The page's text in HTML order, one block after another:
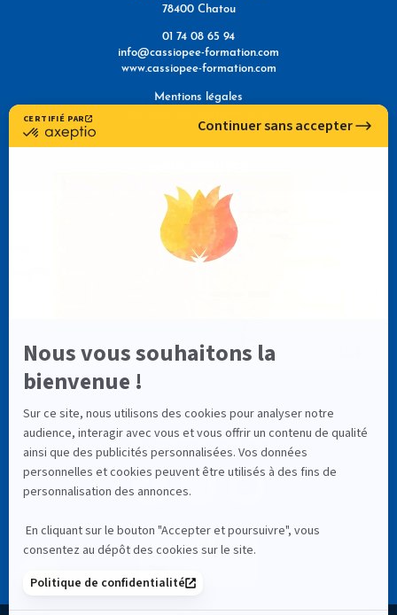
78400 Chatou
01 74 08 65 94
info@cassiopee-formation.com
www.cassiopee-formation.com
Mentions légales
NOS RÉSEAUX SOCIAUX
4,9
335 avis